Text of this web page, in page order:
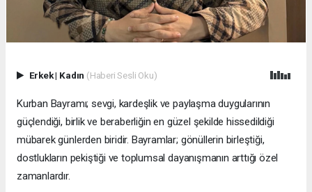
Erkek| Kadın (Haberi Sesli Oku)
Kurban Bayramı; sevgi, kardeşlik ve paylaşma duygularının
güçlendiği, birlik ve beraberliğin en güzel şekilde hissedildiği
mübarek günlerden biridir. Bayramlar; gönüllerin birleştiği,
dostlukların pekiştiği ve toplumsal dayanışmanın arttığı özel
zamanlardır.